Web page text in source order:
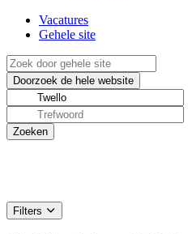
Vacatures
Gehele site
Filters